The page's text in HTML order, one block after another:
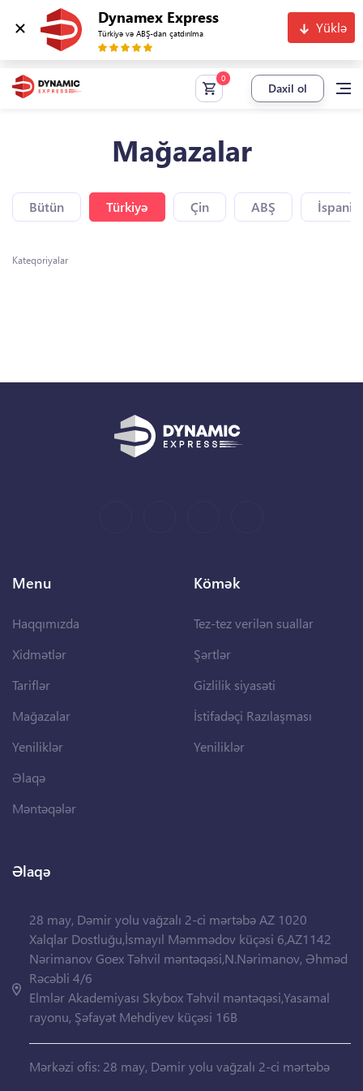
Dynamex Express
Türkiyə və ABŞ-dan çatdırılma Yüklə
Daxil ol
Mağazalar
Bütün Türkiyə Çin ABŞ
Kateqoriyalar
Menu
Haqqımızda
Xidmətlər
Tariflər
Mağazalar
Yeniliklər
Əlaqə
Məntəqələr
Kömək
Tez-tez verilən suallar
Şərtlər
Gizlilik siyasəti
İstifadəçi Razılaşması
Yeniliklər
Əlaqə
28 may, Dəmir yolu vağzalı 2-ci mərtəbə AZ 1020
Xalqlar Dostluğu,İsmayıl Məmmədov küçəsi 6,AZ1142
Nərimanov Goex Təhvil məntəqəsi,N.Nərimanov, Əhməd
Rəcəbli 4/6
Elmlər Akademiyası Skybox Təhvil məntəqəsi,Yasamal
rayonu, Şəfayət Mehdiyev küçəsi 16B
Mərkəzi ofis: 28 may, Dəmir yolu vağzalı 2-ci mərtəbə